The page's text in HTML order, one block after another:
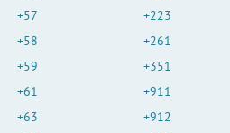
+57
+58
+59
+61
+63
+223
+261
+351
+911
+912